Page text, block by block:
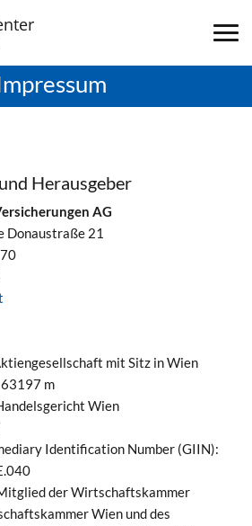
Herausgeber
AG
Donaustraße 21
mit Sitz in Wien
m
Wien
Identification Number (GIIN):
der Wirtschaftskammer
Wien und des